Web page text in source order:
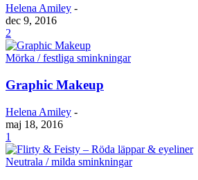
Helena Amiley -
dec 9, 2016
2
Mörka / festliga sminkningar
Graphic Makeup
Helena Amiley -
maj 18, 2016
1
Neutrala / milda sminkningar